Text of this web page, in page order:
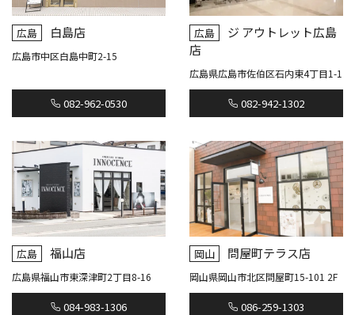
広島 白島店
広島市中区白島中町2-15
082-962-0530
広島
ジ アウトレット広島
店
広島県広島市佐伯区石内東4丁目1-1
082-942-1302
広島 福山店
広島県福山市東深津町2丁目8-16
084-983-1306
岡山 問屋町テラス店
岡山県岡山市北区問屋町15-101 2F
086-259-1303